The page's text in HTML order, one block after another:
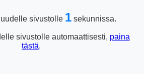
sivustolle 1sekunnissa.
sivustolle automaattisesti, paina
tästä.